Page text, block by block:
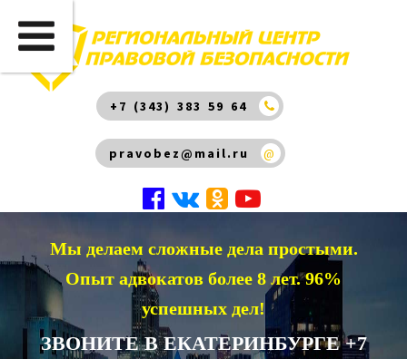
+7 (343) 383 59 64
pravobez@mail.ru @
Мы делаем сложные дела простыми.
Опыт адвокатов более 8 лет. 96%
успешных дел!
ЗВОНИТЕ В ЕКАТЕРИНБУРГЕ +7